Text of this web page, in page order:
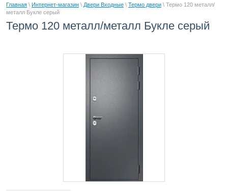
Главная \ Интернет-магазин \ Двери Входные \ Термо двери \ Термо 120 металл/
металл Букле серый
Термо 120 металл/металл Букле серый